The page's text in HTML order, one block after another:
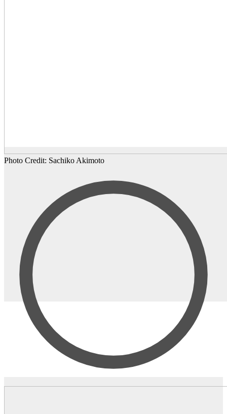
Photo Credit: Sachiko Akimoto